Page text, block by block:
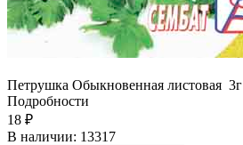
Петрушка Обыкновенная листовая 3г
Подробности
18 ₽
В наличии: 13317